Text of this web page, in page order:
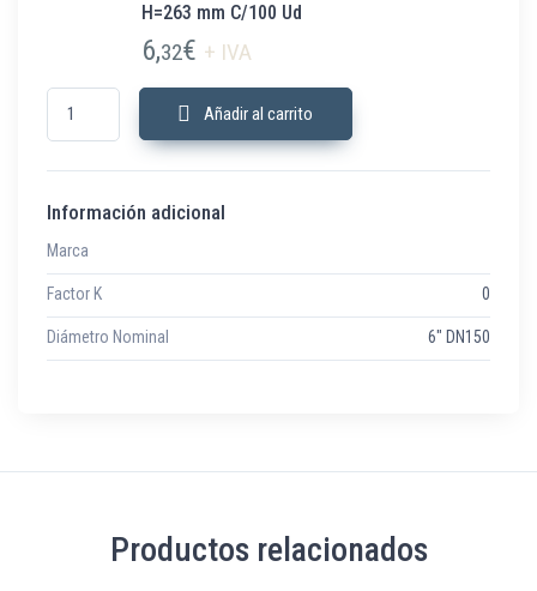
H=263 mm C/100 Ud
6,32€ + IVA
UB4X168M10 Abarcón en U 6" DN150 M10 H=263 mm C/100 Ud cantidad
Añadir al carrito
Información adicional
Marca
Factor K 0
Diámetro Nominal 6" DN150
Productos relacionados